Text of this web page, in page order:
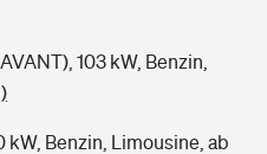
103 kW, Benzin,
kW, Benzin, Limousine, ab